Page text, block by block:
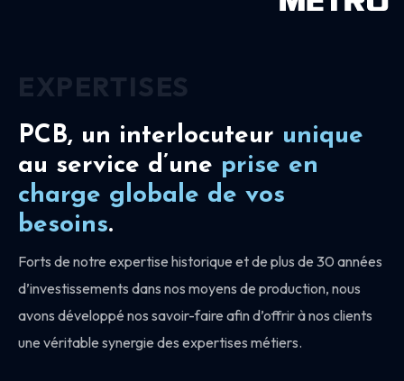
PCB, un interlocuteur unique
au service d’une prise en
charge globale de vos
besoins.
Forts de notre expertise historique et de plus de 30 années
d’investissements dans nos moyens de production, nous
avons développé nos savoir-faire afin d’offrir à nos clients
une véritable synergie des expertises métiers.
EXPERTISES